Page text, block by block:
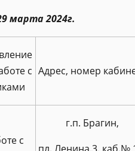
марта 2024г.
с Адрес, номер
с
г.п. Брагин,